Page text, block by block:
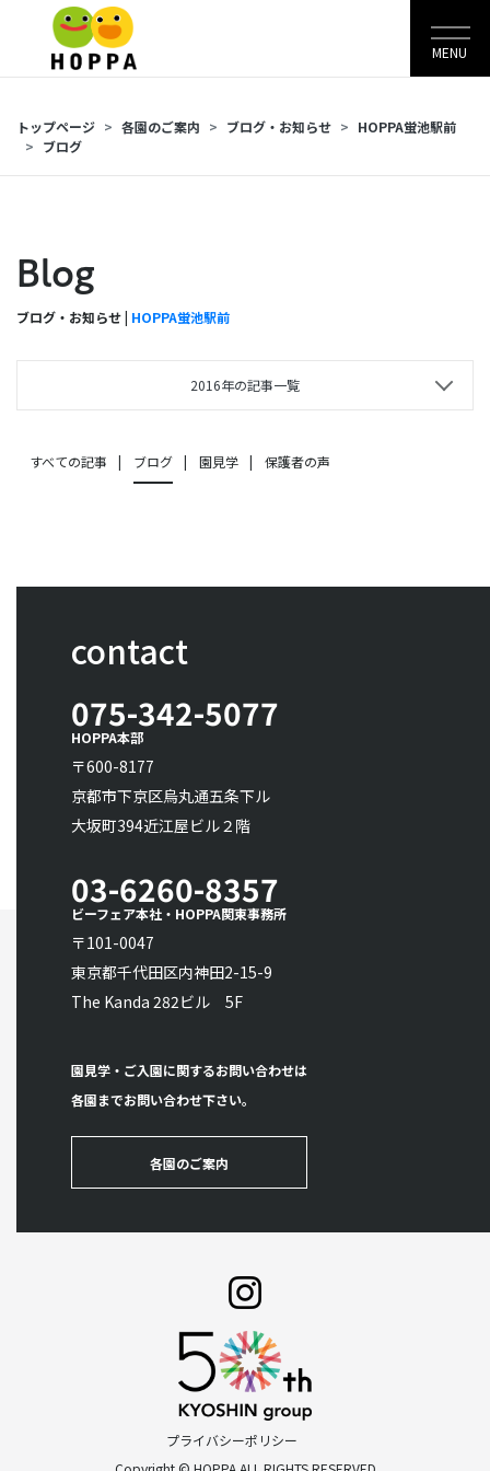
MENU
トップページ 各園のご案内 ブログ・お知らせ
HOPPA蛍池駅前
ブログ
Blog
ブログ・お知らせ | HOPPA蛍池駅前
2016年の記事一覧
すべての記事 ブログ 園見学 保護者の声
contact
075-342-5077
HOPPA本部
〒600-8177
京都市下京区烏丸通五条下ル
大坂町394近江屋ビル２階
03-6260-8357
ビーフェア本社・HOPPA関東事務所
〒101-0047
東京都千代田区内神田2-15-9
The Kanda 282ビル 5F
園見学・ご入園に関するお問い合わせは
各園までお問い合わせ下さい。
各園のご案内
プライバシーポリシー